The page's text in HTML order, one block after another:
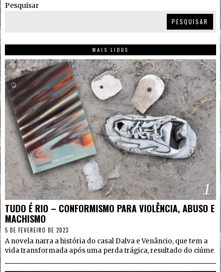
Pesquisar
PESQUISAR
MAIS LIDOS
1
TUDO É RIO – CONFORMISMO PARA VIOLÊNCIA, ABUSO E
MACHISMO
5 DE FEVEREIRO DE 2023
A novela narra a história do casal Dalva e Venâncio, que tem a
vida transformada após uma perda trágica, resultado do ciúme